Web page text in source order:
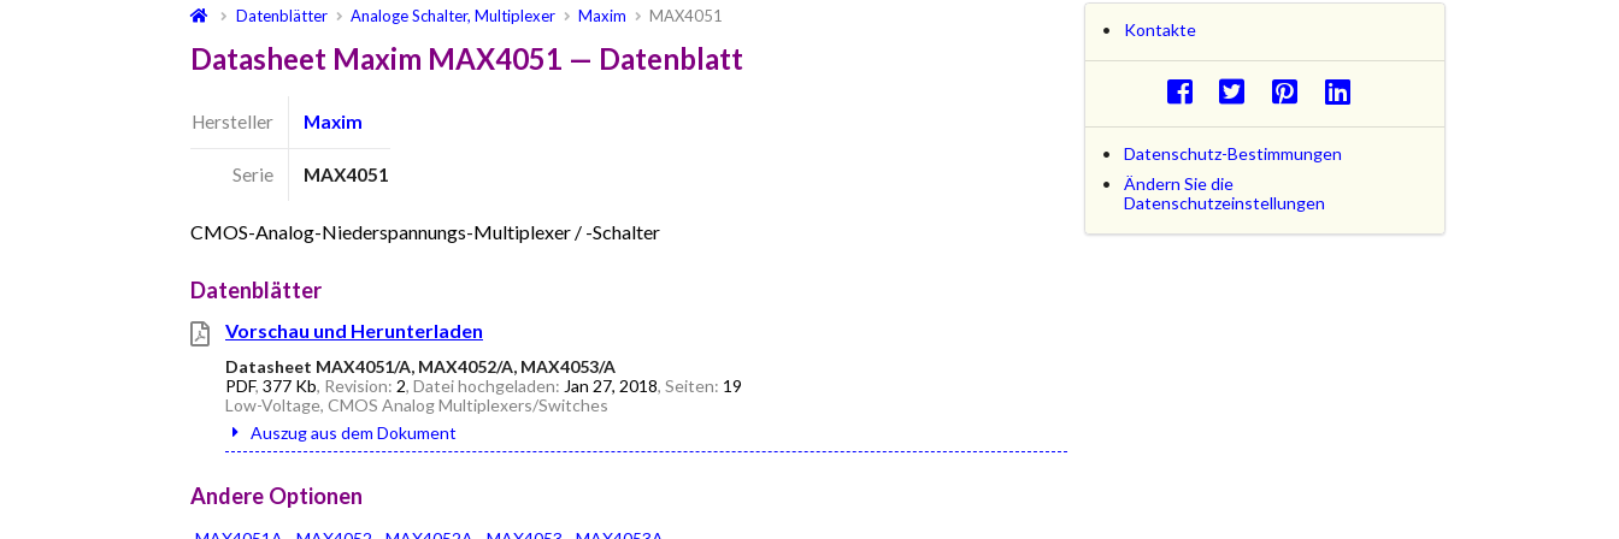
Datenblätter Analoge Schalter, Multiplexer Maxim MAX4051
Datasheet Maxim MAX4051 — Datenblatt
Hersteller Maxim
Serie MAX4051
CMOS-Analog-Niederspannungs-Multiplexer / -Schalter
Datenblätter
Vorschau und Herunterladen
Datasheet MAX4051/A, MAX4052/A, MAX4053/A
PDF, 377 Kb, Revision: 2, Datei hochgeladen: Jan 27, 2018, Seiten: 19
Low-Voltage, CMOS Analog Multiplexers/Switches
Auszug aus dem Dokument
Andere Optionen
Kontakte
Datenschutz-Bestimmungen
Ändern Sie die
Datenschutzeinstellungen